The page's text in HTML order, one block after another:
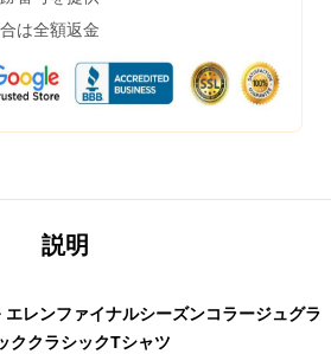
は全額返金
説明
レンファイナルシーズンコラージュグラ
ククラシックTシャツ